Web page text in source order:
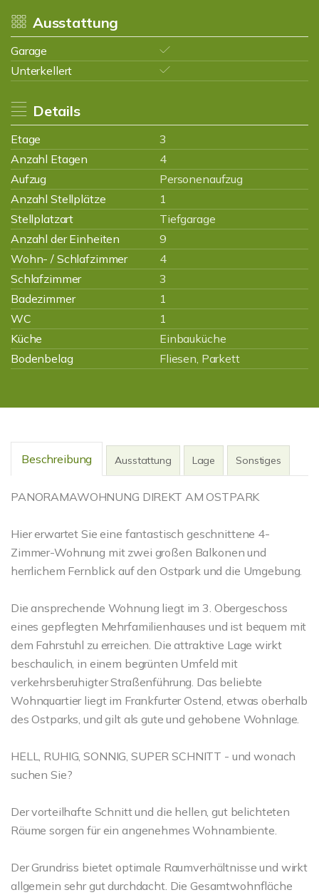
Ausstattung
Garage
Unterkellert
Details
Etage
3
Anzahl Etagen
4
Aufzug
Personenaufzug
Anzahl Stellplätze
1
Stellplatzart
Tiefgarage
Anzahl der Einheiten
9
Wohn- / Schlafzimmer
4
Schlafzimmer
3
Badezimmer
1
WC
1
Küche
Einbauküche
Bodenbelag
Fliesen, Parkett
Beschreibung Ausstattung Lage Sonstiges
PANORAMAWOHNUNG DIREKT AM OSTPARK
Hier erwartet Sie eine fantastisch geschnittene 4-
Zimmer-Wohnung mit zwei großen Balkonen und
herrlichem Fernblick auf den Ostpark und die Umgebung.
Die ansprechende Wohnung liegt im 3. Obergeschoss
eines gepflegten Mehrfamilienhauses und ist bequem mit
dem Fahrstuhl zu erreichen. Die attraktive Lage wirkt
beschaulich, in einem begrünten Umfeld mit
verkehrsberuhigter Straßenführung. Das beliebte
Wohnquartier liegt im Frankfurter Ostend, etwas oberhalb
des Ostparks, und gilt als gute und gehobene Wohnlage.
HELL, RUHIG, SONNIG, SUPER SCHNITT - und wonach
suchen Sie?
Der vorteilhafte Schnitt und die hellen, gut belichteten
Räume sorgen für ein angenehmes Wohnambiente.
Der Grundriss bietet optimale Raumverhältnisse und wirkt
allgemein sehr gut durchdacht. Die Gesamtwohnfläche